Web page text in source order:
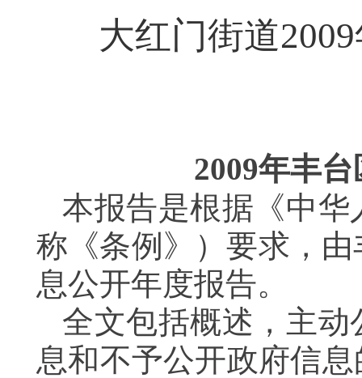
大红门街道
2009年丰台
本报告是根据《中
称《条例》）要求，
息公开年度报告。
全文包括概述，主
息和不予公开政府信